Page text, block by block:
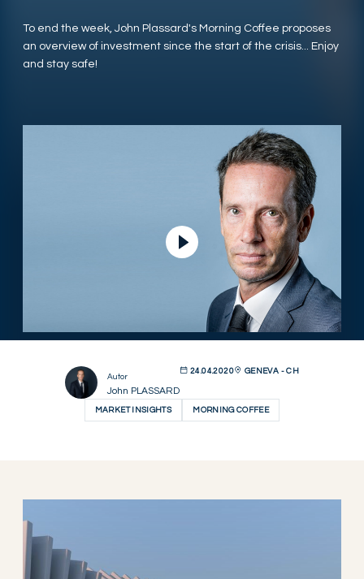
To end the week, John Plassard's Morning Coffee proposes
an overview of investment since the start of the crisis... Enjoy
and stay safe!
Autor
John PLASSARD
24.04.2020 GENEVA - CH
MARKET INSIGHTS MORNING COFFEE